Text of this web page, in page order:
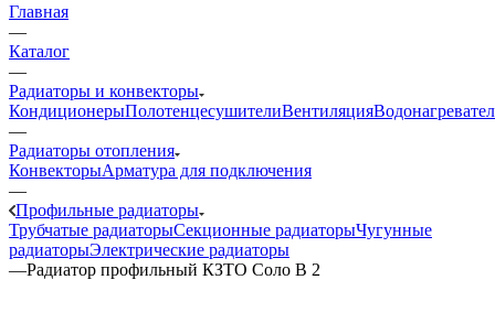
Главная
—
Каталог
—
Радиаторы и конвекторы
КондиционерыПолотенцесушителиВентиляция
—
Радиаторы отопления
КонвекторыАрматура для подключения
—
Профильные радиаторы
Трубчатые радиаторыСекционные радиаторыЧугунные
радиаторыЭлектрические радиаторы
—Радиатор профильный КЗТО Соло В 2